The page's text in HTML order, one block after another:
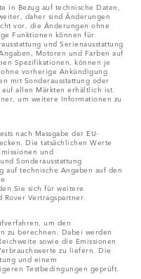
in Bezug auf technische Daten,
daher sind Änderungen
vor, die Änderungen ohne
Funktionen können für
und Serienausstattung
Motoren und Farben auf
Spezifikationen, können je
vorherige Ankündigung
mit Sonderausstattung oder
allen Märkten erhältlich ist.
um weitere Informationen zu
nach Massgabe der EU-
Die tatsächlichen Werte
und
Sonderausstattung
auf technische Angaben auf den
Sie sich für weitere
Vertragspartner.
um den
zu berechnen. Dabei werden
sowie die Emissionen
zu liefern. Die
und einem
Testbedingungen geprüft.